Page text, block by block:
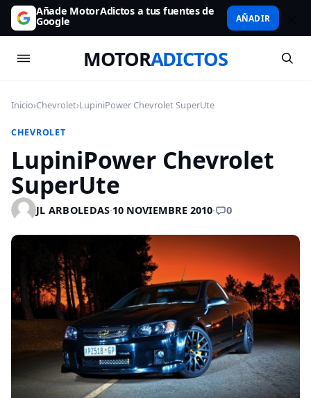
Añade MotorAdictos a tus fuentes de
Google AÑADIR
MOTORADICTOS
Inicio›Chevrolet›LupiniPower Chevrolet SuperUte
CHEVROLET
LupiniPower Chevrolet
SuperUte
JL ARBOLEDAS·10 NOVIEMBRE 2010· 0